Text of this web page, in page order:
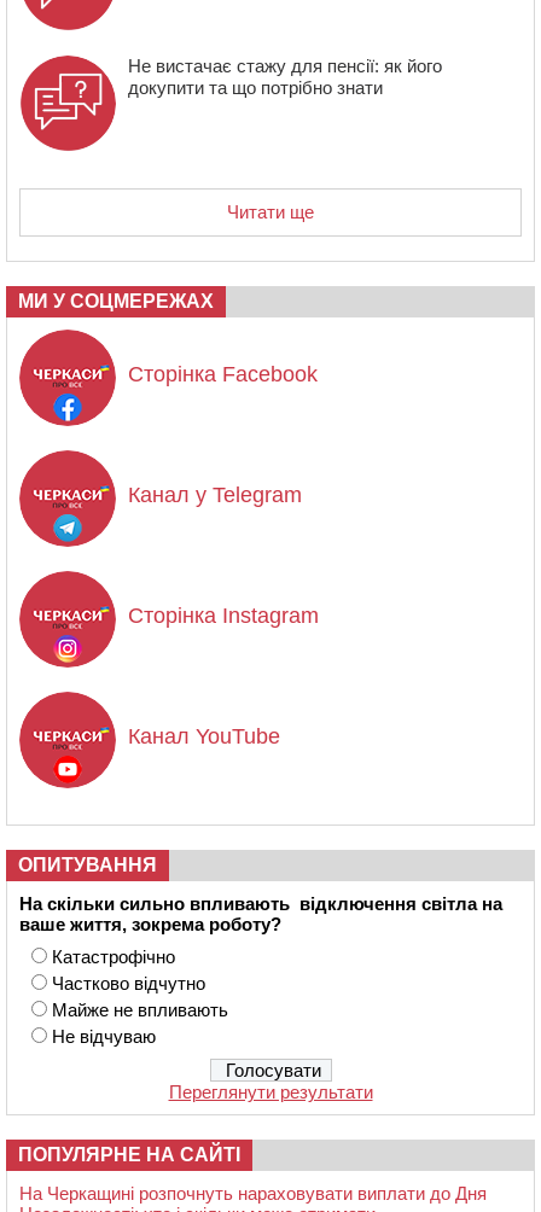
Не вистачає стажу для пенсії: як його
докупити та що потрібно знати
Читати ще
МИ У СОЦМЕРЕЖАХ
Сторінка Facebook
Канал у Telegram
Сторінка Instagram
Канал YouTube
ОПИТУВАННЯ
На скільки сильно впливають відключення світла на
ваше життя, зокрема роботу?
Катастрофічно
Частково відчутно
Майже не впливають
Не відчуваю
Переглянути результати
ПОПУЛЯРНЕ НА САЙТІ
На Черкащині розпочнуть нараховувати виплати до Дня